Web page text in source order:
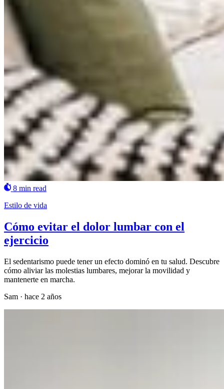
8 min read
Estilo de vida
Cómo evitar el dolor lumbar con el
ejercicio
El sedentarismo puede tener un efecto dominó en tu salud. Descubre
cómo aliviar las molestias lumbares, mejorar la movilidad y
mantenerte en marcha.
Sam · hace 2 años